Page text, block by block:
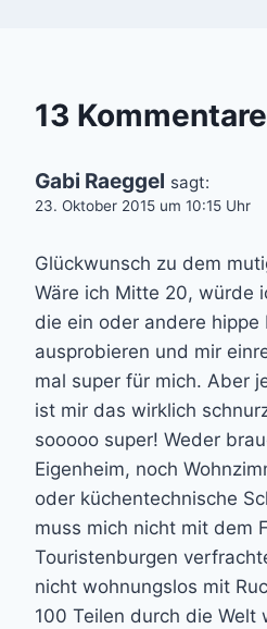
13 Kommentare
Gabi Raeggel sagt:
23. Oktober 2015 um 10:15 Uhr
Glückwunsch zu dem
Wäre ich Mitte 20, würde
die ein oder andere hippe
ausprobieren und mir
mal super für mich. Aber
ist mir das wirklich
sooooo super! Weder
Eigenheim, noch
oder küchentechnische
muss mich nicht mit dem
Touristenburgen
nicht wohnungslos mit
100 Teilen durch die Welt